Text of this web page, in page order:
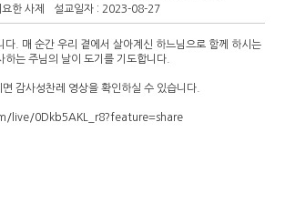
한 사제
설교일자 : 2023-08-27
다. 매 순간 우리 곁에서 살아계신 하느님으로 함께 하시는
하는 주님의 날이 도기를 기도합니다.
감사성찬레 영상을 확인하실 수 있습니다.
live/0Dkb5AKL_r8?feature=share​